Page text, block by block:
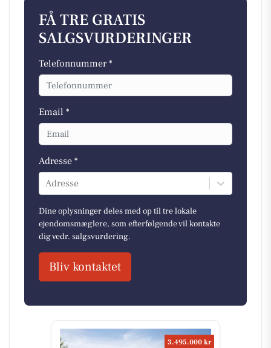
FÅ TRE GRATIS
SALGSVURDERINGER
Telefonnummer *
Email *
Adresse *
Adresse
Dine oplysninger deles med op til tre lokale
ejendomsmæglere, som efterfølgende vil kontakte
dig vedr. salgsvurdering.
Bliv kontaktet
3.495.000 kr